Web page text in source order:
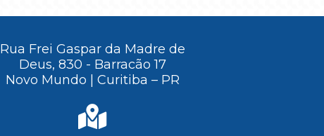
Rua Frei Gaspar da Madre de
Deus, 830 - Barracão 17
Novo Mundo | Curitiba – PR